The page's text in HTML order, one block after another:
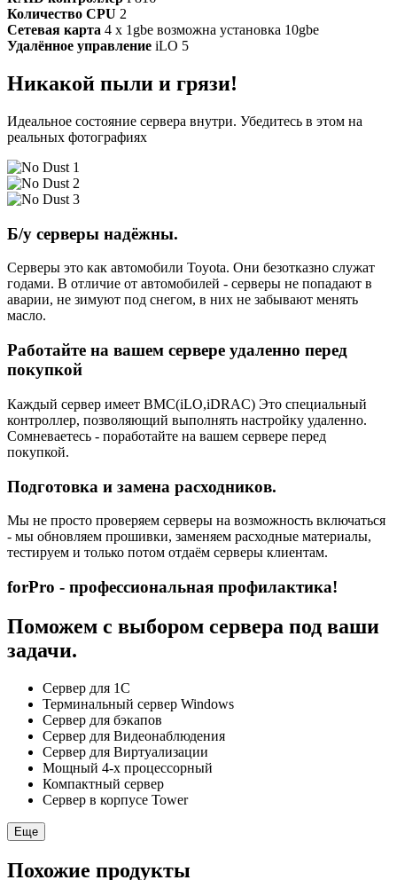
Количество CPU 2
Сетевая карта 4 x 1gbe возможна установка 10gbe
Удалённое управление iLO 5
Никакой пыли и грязи!
Идеальное состояние сервера внутри. Убедитесь в этом на
реальных фотографиях
Б/у серверы надёжны.
Серверы это как автомобили Toyota. Они безотказно служат
годами. В отличие от автомобилей - серверы не попадают в
аварии, не зимуют под снегом, в них не забывают менять
масло.
Работайте на вашем сервере удаленно перед
покупкой
Каждый сервер имеет BMC(iLO,iDRAC) Это специальный
контроллер, позволяющий выполнять настройку удаленно.
Сомневаетесь - поработайте на вашем сервере перед
покупкой.
Подготовка и замена расходников.
Мы не просто проверяем серверы на возможность включаться
- мы обновляем прошивки, заменяем расходные материалы,
тестируем и только потом отдаём серверы клиентам.
forPro - профессиональная профилактика!
Поможем с выбором сервера под ваши
задачи.
Сервер для 1С
Терминальный сервер Windows
Сервер для бэкапов
Сервер для Видеонаблюдения
Сервер для Виртуализации
Мощный 4-х процессорный
Компактный сервер
Сервер в корпусе Tower
Еще
Похожие продукты